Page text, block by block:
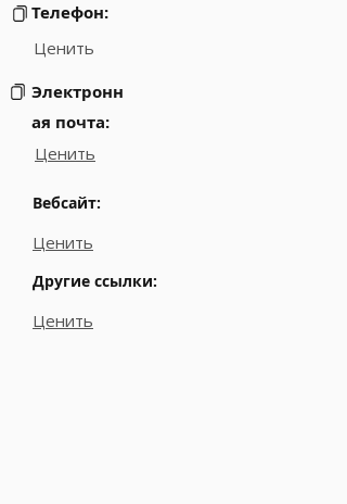
Телефон:
Ценить
Электронн
ая почта:
Ценить
Вебсайт:
Ценить
Другие ссылки:
Ценить